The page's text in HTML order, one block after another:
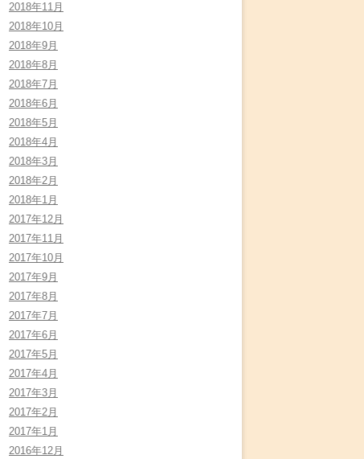
2018年11月
2018年10月
2018年9月
2018年8月
2018年7月
2018年6月
2018年5月
2018年4月
2018年3月
2018年2月
2018年1月
2017年12月
2017年11月
2017年10月
2017年9月
2017年8月
2017年7月
2017年6月
2017年5月
2017年4月
2017年3月
2017年2月
2017年1月
2016年12月